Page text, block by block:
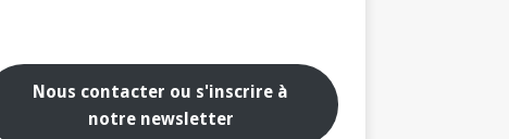
Nous contacter ou s'inscrire à
notre newsletter